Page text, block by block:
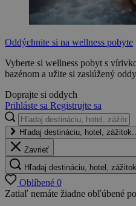
Oddýchnite si na wellness pobyte
Vyberte si wellness pobyt s
bazénom a užite si zaslúžený
Doprajte si oddych
Prihláste sa Registrujte sa
Hľadaj destináciu, hotel,
Zavrieť
Hľadaj destináciu, hotel, zážitok
Oblíbené 0
Zatiaľ nemáte žiadne obľúbené